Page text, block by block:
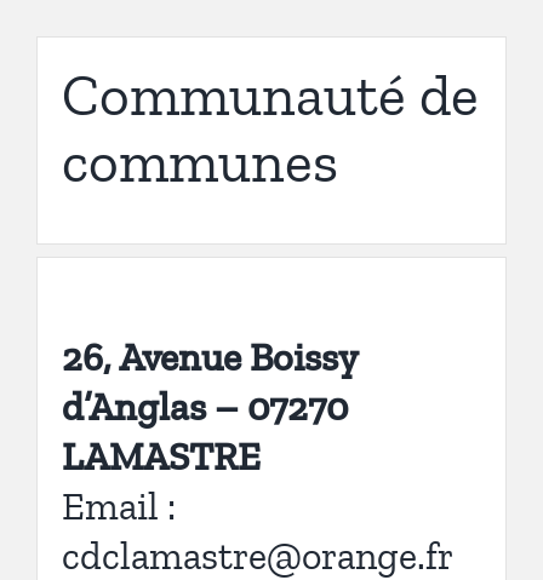
Communauté de
communes
26, Avenue Boissy
d’Anglas – 07270
LAMASTRE
Email :
cdclamastre@orange.fr